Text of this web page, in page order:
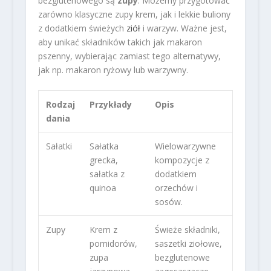
zarówno klasyczne zupy krem, jak i lekkie buliony
z dodatkiem świeżych ziółi warzyw. Ważne jest,
aby unikać składników takich jak makaron
pszenny, wybierając zamiast tego alternatywy,
jak np. makaron ryżowy lub warzywny.
Rodzaj
dania
Przykłady Opis
Sałatki
Sałatka
grecka,
sałatka z
quinoa
Wielowarzywne
kompozycje z
dodatkiem
orzechów i
sosów.
Zupy
Krem z
pomidorów,
zupa
Świeże składniki,
saszetki ziołowe,
bezglutenowe